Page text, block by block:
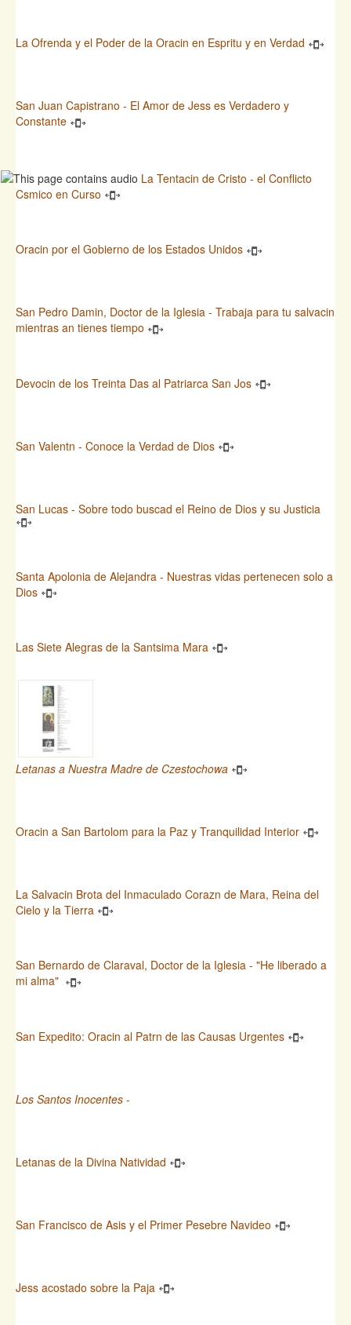
La Ofrenda y el Poder de la Oracin en Espritu y en Verdad
San Juan Capistrano - El Amor de Jess es Verdadero y
Constante
La Tentacin de Cristo - el Conflicto
Csmico en Curso
Oracin por el Gobierno de los Estados Unidos
San Pedro Damin, Doctor de la Iglesia - Trabaja para tu salvacin
mientras an tienes tiempo
Devocin de los Treinta Das al Patriarca San Jos
San Valentn - Conoce la Verdad de Dios
San Lucas - Sobre todo buscad el Reino de Dios y su Justicia
Santa Apolonia de Alejandra - Nuestras vidas pertenecen solo a
Dios
Las Siete Alegras de la Santsima Mara
Letanas a Nuestra Madre de Czestochowa
Oracin a San Bartolom para la Paz y Tranquilidad Interior
La Salvacin Brota del Inmaculado Corazn de Mara, Reina del
Cielo y la Tierra
San Bernardo de Claraval, Doctor de la Iglesia - "He liberado a
mi alma"
San Expedito: Oracin al Patrn de las Causas Urgentes
Los Santos Inocentes -
Letanas de la Divina Natividad
San Francisco de Asis y el Primer Pesebre Navideo
Jess acostado sobre la Paja